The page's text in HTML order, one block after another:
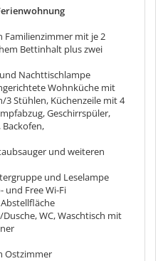
Familienzimmer mit je 2
Bettinhalt plus zwei
Nachttischlampe
Wohnküche mit
3 Stühlen, Küchenzeile mit 4
Geschirrspüler,
und weiteren
und Leselampe
und Free Wi-Fi
WC, Waschtisch mit
Ostzimmer